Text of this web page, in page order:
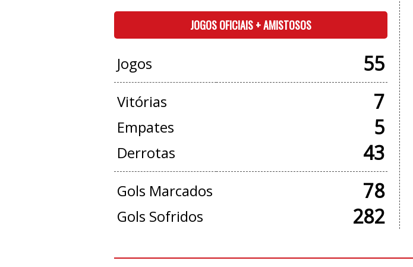
JOGOS OFICIAIS + AMISTOSOS
Jogos 55
Vitórias 7
Empates 5
Derrotas 43
Gols Marcados 78
Gols Sofridos 282